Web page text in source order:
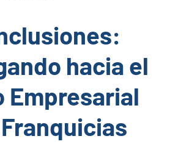
hacia el
Empresarial